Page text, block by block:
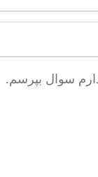
سوال بپرسم.